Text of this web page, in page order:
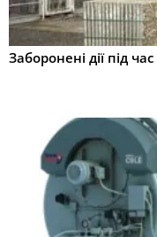
Заборонені дії під